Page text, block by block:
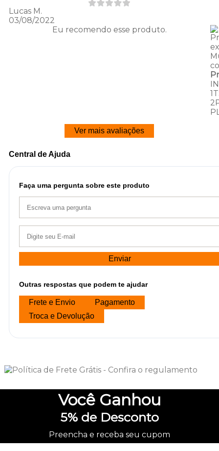
Lucas M.
03/08/2022
Eu recomendo esse produto.
Ver mais avaliações
Central de Ajuda
Faça uma pergunta sobre este produto
Enviar
Outras respostas que podem te ajudar
Frete e Envio
Pagamento
Troca e Devolução
Você Ganhou
5%de Desconto
Preencha e receba seu cupom